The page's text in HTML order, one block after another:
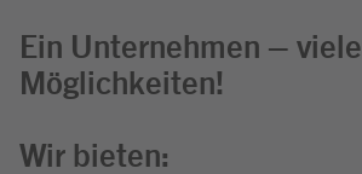
Ein Unternehmen – viele
Möglichkeiten!
Wir bieten: